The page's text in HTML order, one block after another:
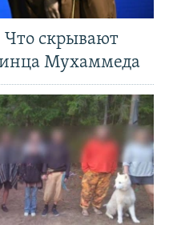
скрывают
Мухаммеда